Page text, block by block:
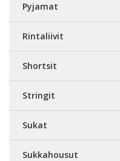
Pyjamat
Rintaliivit
Shortsit
Stringit
Sukat
Sukkahousut